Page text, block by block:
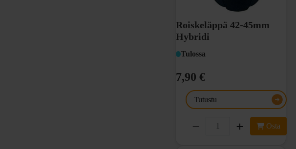
Roiskeläppä 42-45mm
Hybridi
Tulossa
7,90 €
Tutustu
Osta